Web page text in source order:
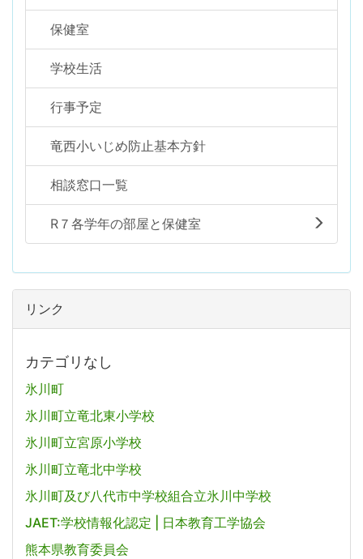
保健室
学校生活
行事予定
竜西小いじめ防止基本方針
相談窓口一覧
R７各学年の部屋と保健室
リンク
カテゴリなし
氷川町
氷川町立竜北東小学校
氷川町立宮原小学校
氷川町立竜北中学校
氷川町及び八代市中学校組合立氷川中学校
JAET:学校情報化認定 | 日本教育工学協会
熊本県教育委員会